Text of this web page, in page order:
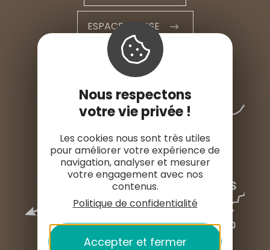
ESPACE PRESSE
Nous respectons
votre vie privée !
Les cookies nous sont très utiles
pour améliorer votre expérience de
navigation, analyser et mesurer
votre engagement avec nos
contenus.
Politique de confidentialité
Accepter et fermer